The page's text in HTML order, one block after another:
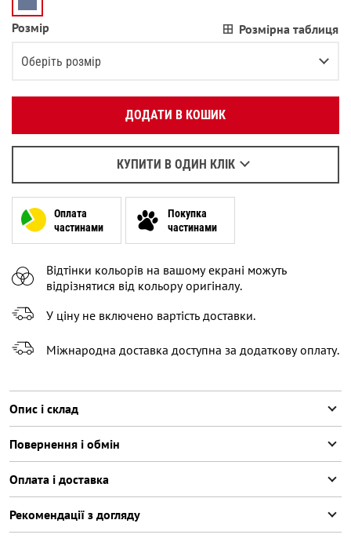
Розмір Розмірна таблиця
Оберіть розмір
XS
L Залишилося3речі
ДОДАТИ В КОШИК
КУПИТИ В ОДИН КЛІК
Вкажіть ваш номер телефону:
OK
Написати у WhatsApp
Оплата
частинами
Покупка
частинами
Відтінки кольорів на вашому екрані можуть
відрізнятися від кольору оригіналу.
У ціну не включено вартість доставки.
Міжнародна доставка доступна за додаткову оплату.
Опис і склад
Повернення і обмін
Оплата і доставка
Рекомендації з догляду